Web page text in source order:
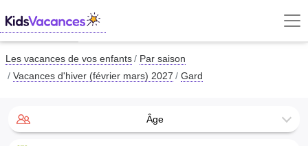
Les vacances de vos enfants
Par saison
Vacances d'hiver (février mars) 2027
Gard
Âge